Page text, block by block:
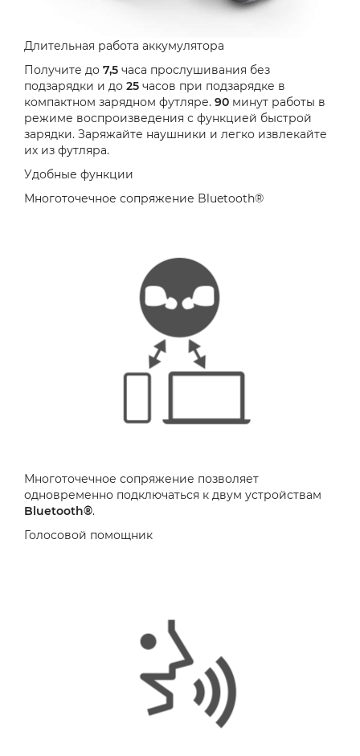
Длительная работа аккумулятора
Получите до 7,5 часа прослушивания без
подзарядки и до 25 часов при подзарядке в
компактном зарядном футляре. 90 минут работы в
режиме воспроизведения с функцией быстрой
зарядки. Заряжайте наушники и легко извлекайте
их из футляра.
Удобные функции
Многоточечное сопряжение Bluetooth®
Многоточечное сопряжение позволяет
одновременно подключаться к двум устройствам
Bluetooth®.
Голосовой помощник